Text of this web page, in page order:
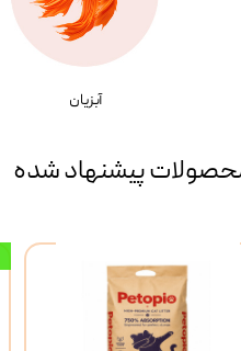
آبزیان
پیشنهاد شده